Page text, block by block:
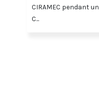
CIRAMEC pendant
C...